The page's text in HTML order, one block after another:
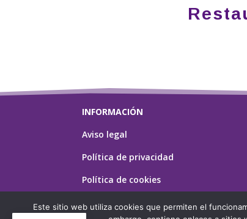
INFORMACIÓN
Aviso legal
Política de privacidad
Política de cookies
Este sitio web utiliza cookies que permiten el